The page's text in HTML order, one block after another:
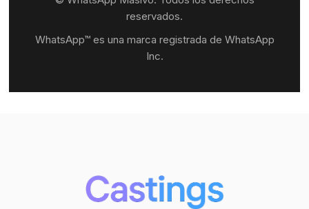
reservados.
WhatsApp™ es una marca registrada de WhatsApp
Inc.